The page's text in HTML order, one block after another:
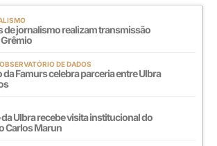
de jornalismo realizam transmissão
DE DADOS
Famurs celebra parceria entre Ulbra
Ulbra recebe visita institucional do
Carlos Marun